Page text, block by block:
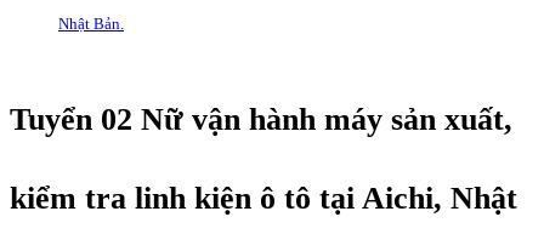
Nhật Bản.
Tuyển 02 Nữ vận hành máy sản xuất,
kiểm tra linh kiện ô tô tại Aichi, Nhật